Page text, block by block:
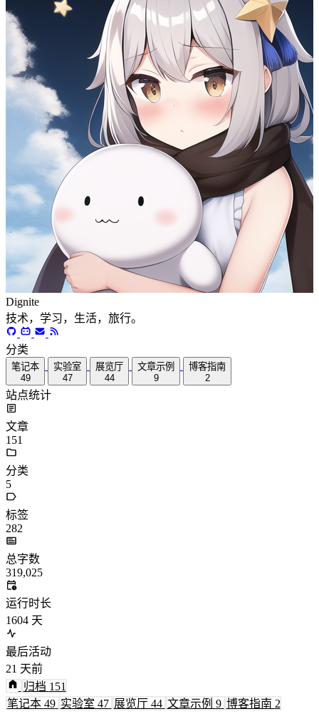
Dignite
技术，学习，生活，旅行。
分类
笔记本
49
实验室
47
展览厅
44
文章示例
9
博客指南
2
站点统计
文章
151
分类
5
标签
282
总字数
319,025
运行时长
1604 天
最后活动
21 天前
归档 151
笔记本 49 实验室 47 展览厅 44 文章示例 9 博客指南 2